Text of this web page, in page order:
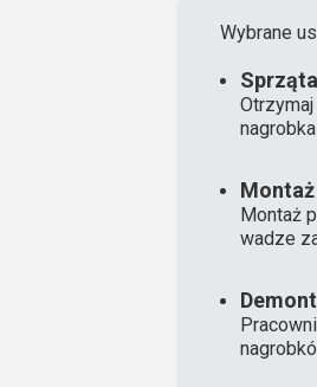
Wybrane
Montaż
wadze